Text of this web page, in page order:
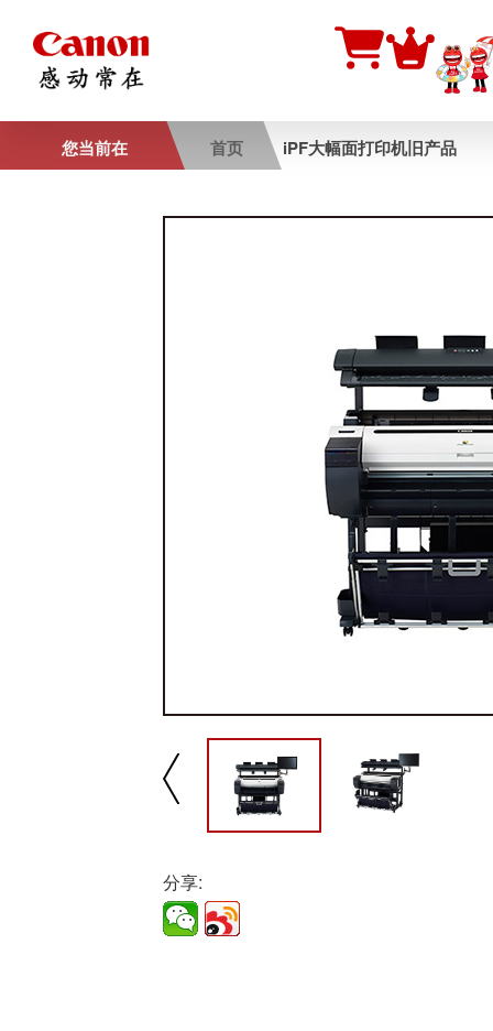
您当前在 首页 iPF大幅面打印机旧产品
播放/暂停
分享: